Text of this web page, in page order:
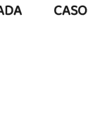
CASO